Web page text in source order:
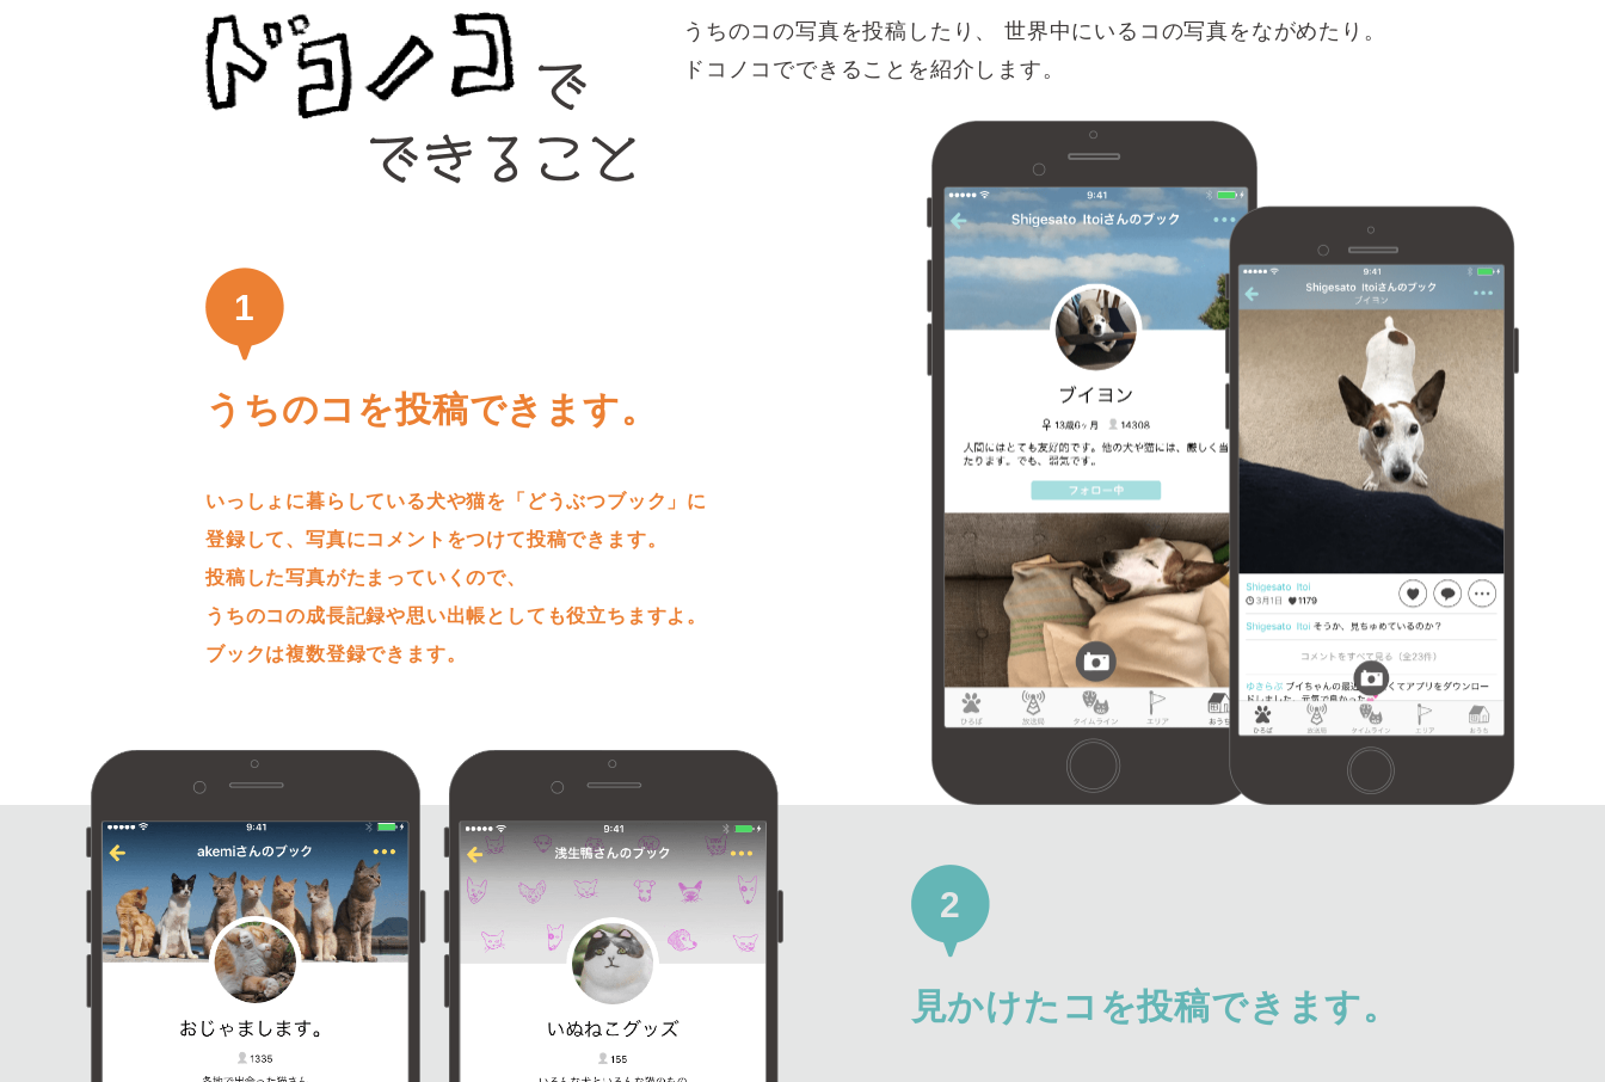
うちのコの写真を投稿したり、
世界中にいるコの写真をながめたり。
ドコノコでできることを紹介します。
1
うちのコを投稿できます。
いっしょに暮らしている犬や猫を「どうぶつブック」に
登録して、写真にコメントをつけて投稿できます。
投稿した写真がたまっていくので、
うちのコの成長記録や思い出帳としても役立ちますよ。
ブックは複数登録できます。
2
見かけたコを投稿できます。